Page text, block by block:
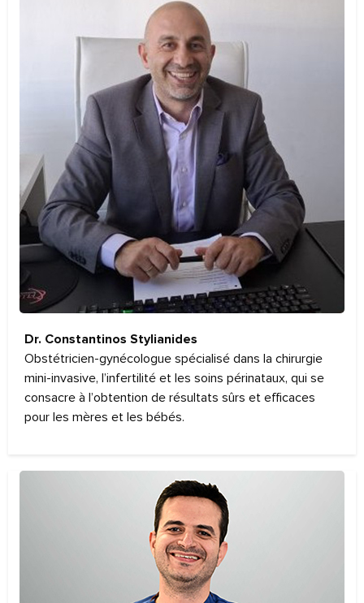
Dr. Constantinos Stylianides
Obstétricien-gynécologue spécialisé dans la chirurgie
mini-invasive, l’infertilité et les soins périnataux, qui se
consacre à l’obtention de résultats sûrs et efficaces
pour les mères et les bébés.